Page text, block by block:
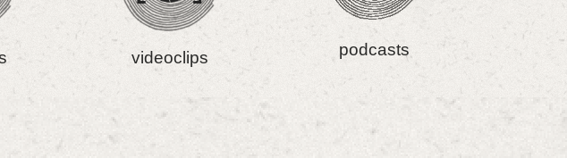
videoclips podcasts